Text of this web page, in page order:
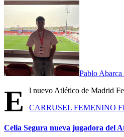
Pablo Abarca
E
l nuevo Atlético de Madrid
CARRUSEL FEMENINO
Celia Segura nueva jugadora del